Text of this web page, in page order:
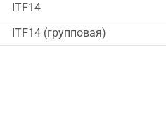
ITF14
ITF14 (групповая)